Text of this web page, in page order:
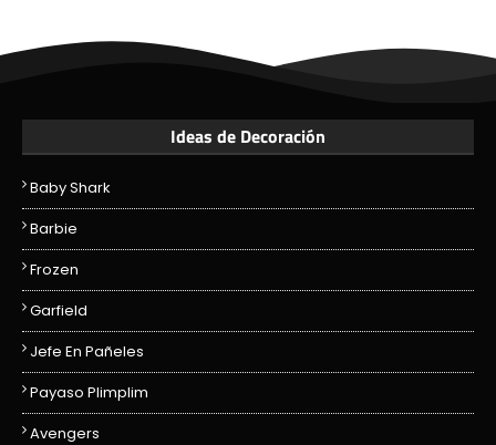
Ideas de Decoración
Baby Shark
Barbie
Frozen
Garfield
Jefe En Pañeles
Payaso Plimplim
Avengers